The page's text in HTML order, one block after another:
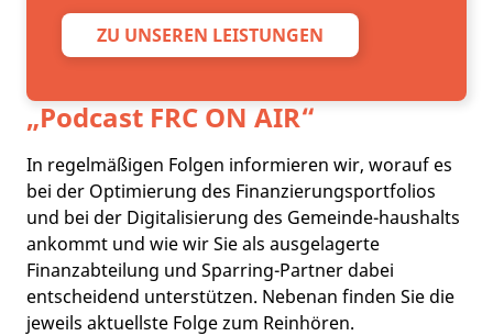
ZU UNSEREN LEISTUNGEN
„Podcast FRC ON AIR“
In regelmäßigen Folgen informieren wir, worauf es
bei der Optimierung des Finanzierungsportfolios
und bei der Digitalisierung des Gemeinde-haushalts
ankommt und wie wir Sie als ausgelagerte
Finanzabteilung und Sparring-Partner dabei
entscheidend unterstützen. Nebenan finden Sie die
jeweils aktuellste Folge zum Reinhören.